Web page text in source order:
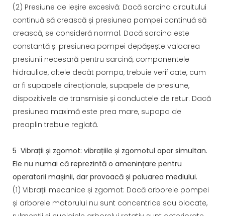
(2) Presiune de ieșire excesivă: Dacă sarcina circuitului
continuă să crească și presiunea pompei continuă să
crească, se consideră normal. Dacă sarcina este
constantă și presiunea pompei depășește valoarea
presiunii necesară pentru sarcină, componentele
hidraulice, altele decât pompa, trebuie verificate, cum
ar fi supapele direcționale, supapele de presiune,
dispozitivele de transmisie și conductele de retur. Dacă
presiunea maximă este prea mare, supapa de
preaplin trebuie reglată.
5 Vibrații și zgomot: vibrațiile și zgomotul apar simultan.
Ele nu numai că reprezintă o amenințare pentru
operatorii mașinii, dar provoacă și poluarea mediului.
(1) Vibrații mecanice și zgomot: Dacă arborele pompei
și arborele motorului nu sunt concentrice sau blocate,